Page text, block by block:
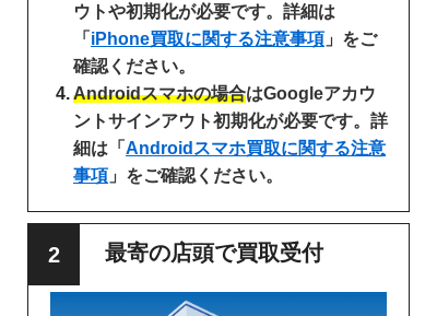
ウトや初期化が必要です。詳細は
「 iPhone買取に関する注意事項 」をご
確認ください。
Androidスマホの場合はGoogleアカウ
ントサインアウト初期化が必要です。詳
細は「 Androidスマホ買取に関する注意
事項 」をご確認ください。
最寄の店頭で買取受付